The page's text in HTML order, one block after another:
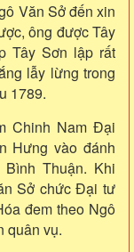
Văn Sở đến xin
ông được Tây
Tây Sơn lập rất
lẫy lừng trong
1789.
Chinh Nam Đại
Hưng vào đánh
Thuận. Khi
Sở chức Đại tư
đem theo Ngô
quân vụ.